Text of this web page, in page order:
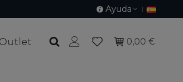
Ayuda
Outlet 0,00 €